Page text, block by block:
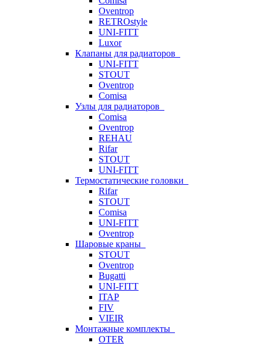
Oventrop
RETROstyle
UNI-FITT
Luxor
Клапаны для радиаторов
UNI-FITT
STOUT
Oventrop
Comisa
Узлы для радиаторов
Comisa
Oventrop
REHAU
Rifar
STOUT
UNI-FITT
Термостатические головки
Rifar
STOUT
Comisa
UNI-FITT
Oventrop
Шаровые краны
STOUT
Oventrop
Bugatti
UNI-FITT
ITAP
FIV
VIEIR
Монтажные комплекты
OTER